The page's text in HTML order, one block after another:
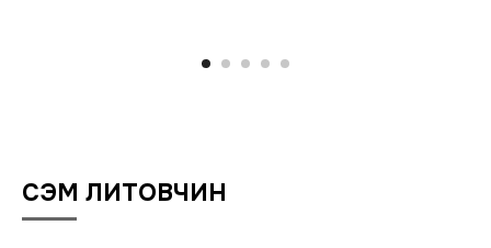
СЭМ ЛИТОВЧИН